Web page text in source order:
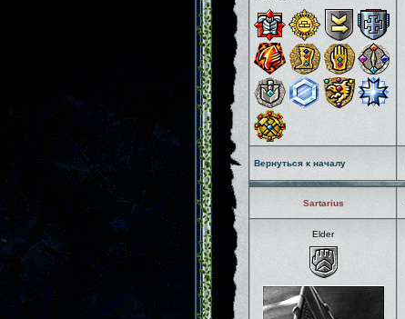
Вернуться к началу
Sartarius
Elder